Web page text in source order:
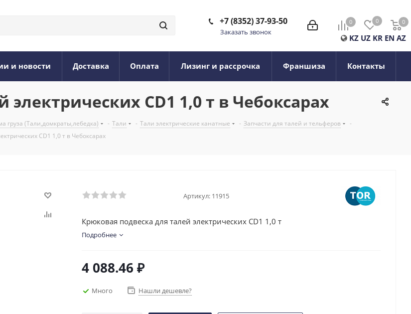
0 0 0
0
KZ UZ KR EN AZ
+7 (8352) 37-93-50
Заказать звонок
и новости Доставка Оплата Лизинг и рассрочка Франшиза Контакты
CD1 1,0 т в Чебоксарах
груза (Тали,домкраты,лебедка) - Тали - Тали электрические канатные - Запчасти для талей и тельферов
-
CD1 1,0 т в Чебоксарах
Артикул: 11915
Крюковая подвеска для талей электрических CD1 1,0 т
Подробнее
4 088.46 ₽
Много Нашли дешевле?